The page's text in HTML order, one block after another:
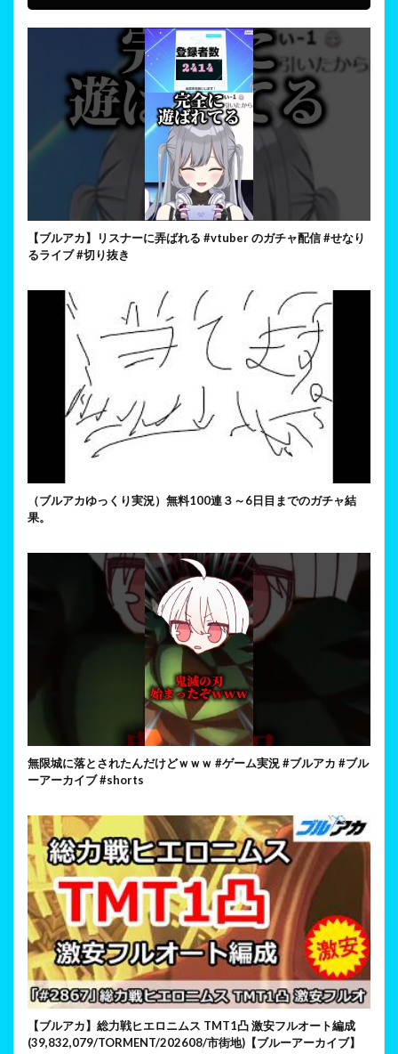
【ブルアカ】リスナーに弄ばれる #vtuber のガチャ配信 #せなり
るライブ #切り抜き
（ブルアカゆっくり実況）無料100連３～6日目までのガチャ結
果。
無限城に落とされたんだけどｗｗｗ #ゲーム実況 #ブルアカ #ブル
ーアーカイブ #shorts
【ブルアカ】総力戦ヒエロニムス TMT1凸 激安フルオート編成
(39,832,079/TORMENT/202608/市街地)【ブルーアーカイブ】